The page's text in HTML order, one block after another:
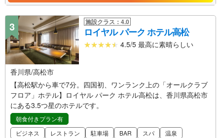
3 施設クラス：4.0
ロイヤル パーク ホテル高松
4.5/5 最高に素晴らしい
香川県/高松市
【高松駅から車で7分。四国初、ワンランク上の「オールクラブ
フロア」ホテル】ロイヤル パーク ホテル高松は、香川県高松市
にある3.5つ星のホテルです。
朝食付きプラン有
ビジネス
レストラン 駐車場 BAR スパ
温泉